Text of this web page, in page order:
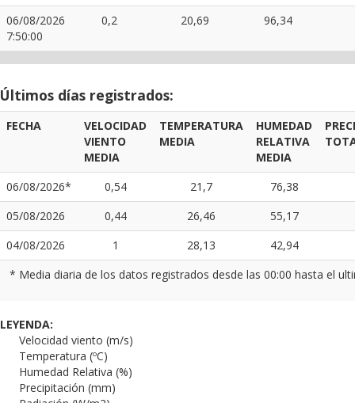
06/08/2026
7:50:00
0,2 20,69 96,34
Últimos días registrados:
FECHA
VELOCIDAD
VIENTO
MEDIA
TEMPERATURA
MEDIA
HUMEDAD
RELATIVA
MEDIA
06/08/2026* 0,54 21,7
76,38
05/08/2026
0,44 26,46
55,17
04/08/2026
1 28,13
42,94
* Media diaria de los datos registrados desde las 00:00 hasta el
LEYENDA:
Velocidad viento (m/s)
Temperatura (ºC)
Humedad Relativa (%)
Precipitación (mm)